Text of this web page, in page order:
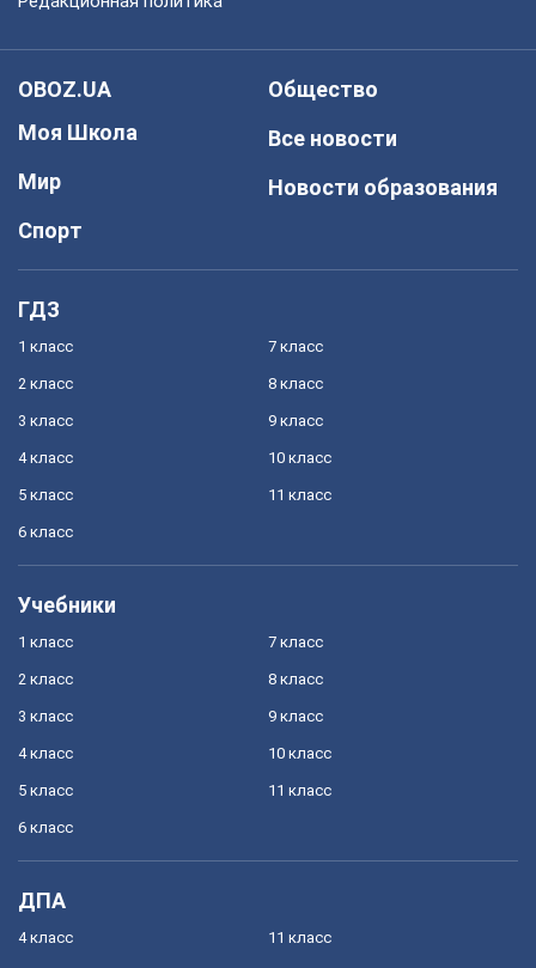
OBOZ.UA
Моя Школа
Мир
Спорт
Общество
Все новости
Новости образования
ГДЗ
1 класс
2 класс
3 класс
4 класс
5 класс
6 класс
7 класс
8 класс
9 класс
10 класс
11 класс
Учебники
1 класс
2 класс
3 класс
4 класс
5 класс
6 класс
7 класс
8 класс
9 класс
10 класс
11 класс
ДПА
4 класс 11 класс